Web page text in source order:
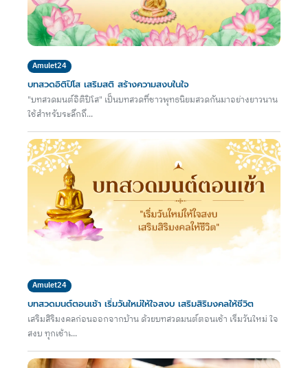
Amulet24
บทสวดอิติปิโส เสริมสติ สร้างความสงบในใจ
"บทสวดมนต์อิติปิโส" เป็นบทสวดที่ชาวพุทธนิยมสวดกันมาอย่างยาวนาน
ใช้สำหรับระลึกถึ...
Amulet24
บทสวดมนต์ตอนเช้า เริ่มวันใหม่ให้ใจสงบ เสริมสิริมงคลให้ชีวิต
เสริมสิริมงคลก่อนออกจากบ้าน ด้วยบทสวดมนต์ตอนเช้า เริ่มวันใหม่ ใจ
สงบ ทุกเช้าเ...